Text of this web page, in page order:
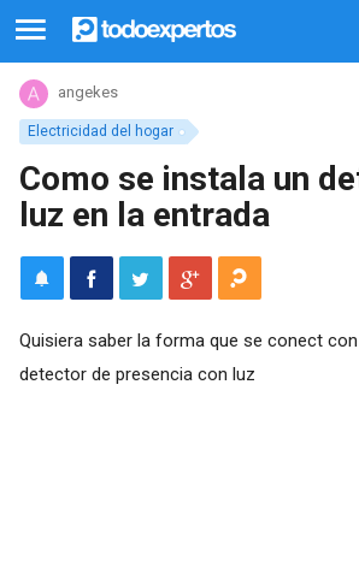
Electricidad del hogar
angekes
Como se instala un
luz en la entrada
Quisiera saber la forma que se conect
detector de presencia con luz